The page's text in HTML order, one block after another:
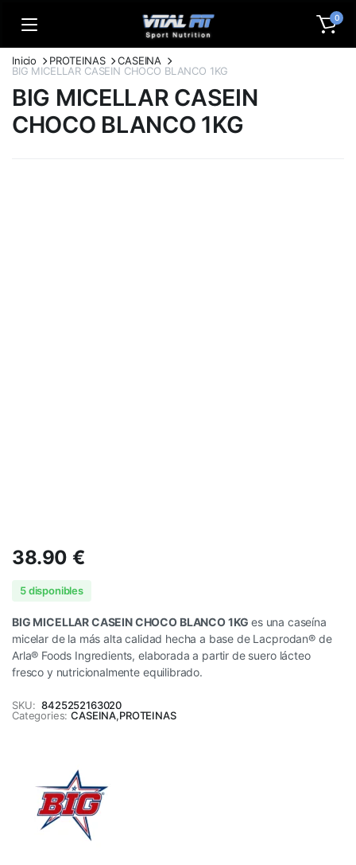
0
Inicio PROTEINAS
CASEINA
BIG MICELLAR CASEIN CHOCO BLANCO 1KG
BIG MICELLAR CASEIN
CHOCO BLANCO 1KG
38.90€
5 disponibles
BIG MICELLAR CASEIN CHOCO BLANCO 1KGes una caseína
micelar de la más alta calidad hecha a base de Lacprodan® de
Arla® Foods Ingredients, elaborada a partir de suero lácteo
fresco y nutricionalmente equilibrado.
SKU: 8425252163020
Categories: CASEINA,PROTEINAS